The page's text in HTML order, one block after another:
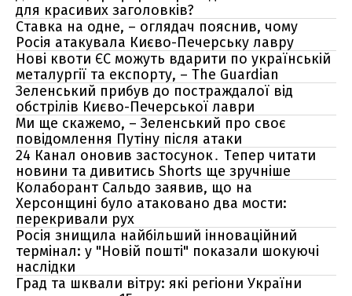
для красивих заголовків?
Ставка на одне, – оглядач пояснив, чому
Росія атакувала Києво-Печерську лавру
Нові квоти ЄС можуть вдарити по українській
металургії та експорту, – The Guardian
Зеленський прибув до постраждалої від
обстрілів Києво-Печерської лаври
Ми ще скажемо, – Зеленський про своє
повідомлення Путіну після атаки
24 Канал оновив застосунок․ Тепер читати
новини та дивитись Shorts ще зручніше
Колаборант Сальдо заявив, що на
Херсонщині було атаковано два мости:
перекривали рух
Росія знищила найбільший інноваційний
термінал: у "Новій пошті" показали шокуючі
наслідки
Град та шквали вітру: які регіони України